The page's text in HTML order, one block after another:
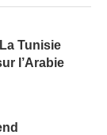
Tunisie
l’Arabie